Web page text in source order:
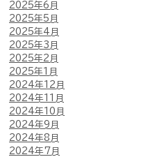
2025年6月
2025年5月
2025年4月
2025年3月
2025年2月
2025年1月
2024年12月
2024年11月
2024年10月
2024年9月
2024年8月
2024年7月